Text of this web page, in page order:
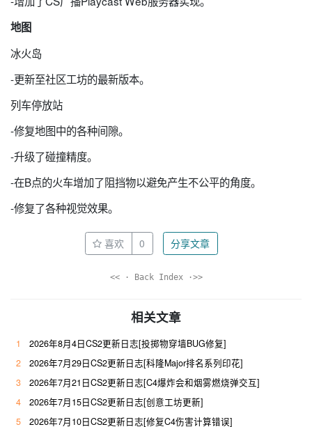
地图
冰火岛
-更新至社区工坊的最新版本。
列车停放站
-修复地图中的各种间隙。
-升级了碰撞精度。
-在B点的火车增加了阻挡物以避免产生不公平的角度。
-修复了各种视觉效果。
喜欢 0 分享文章
<< · Back Index ·>>
相关文章
1
2026年8月4日CS2更新日志[投掷物穿墙BUG修复]
2
2026年7月29日CS2更新日志[科隆Major排名系列印花]
3
2026年7月21日CS2更新日志[C4爆炸会和烟雾燃烧弹交互]
4
2026年7月15日CS2更新日志[创意工坊更新]
5
2026年7月10日CS2更新日志[修复C4伤害计算错误]